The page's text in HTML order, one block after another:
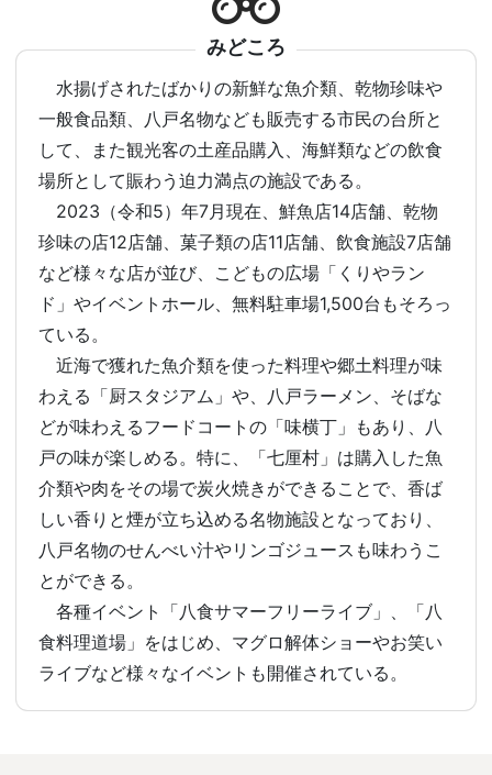
みどころ
水揚げされたばかりの新鮮な魚介類、乾物珍味や
一般食品類、八戸名物なども販売する市民の台所と
して、また観光客の土産品購入、海鮮類などの飲食
場所として賑わう迫力満点の施設である。
2023（令和5）年7月現在、鮮魚店14店舗、乾物
珍味の店12店舗、菓子類の店11店舗、飲食施設7店舗
など様々な店が並び、こどもの広場「くりやラン
ド」やイベントホール、無料駐車場1,500台もそろっ
ている。
近海で獲れた魚介類を使った料理や郷土料理が味
わえる「厨スタジアム」や、八戸ラーメン、そばな
どが味わえるフードコートの「味横丁」もあり、八
戸の味が楽しめる。特に、「七厘村」は購入した魚
介類や肉をその場で炭火焼きができることで、香ば
しい香りと煙が立ち込める名物施設となっており、
八戸名物のせんべい汁やリンゴジュースも味わうこ
とができる。
各種イベント「八食サマーフリーライブ」、「八
食料理道場」をはじめ、マグロ解体ショーやお笑い
ライブなど様々なイベントも開催されている。